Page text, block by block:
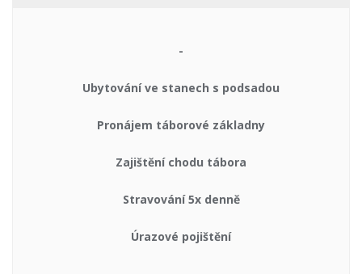
-
Ubytování ve stanech s podsadou
Pronájem táborové základny
Zajištění chodu tábora
Stravování 5x denně
Úrazové pojištění